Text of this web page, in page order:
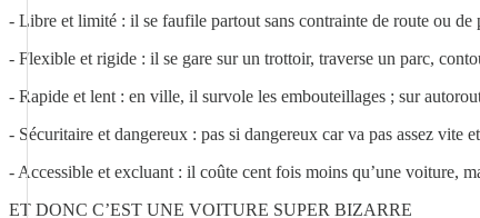
- Libre et limité : il se faufile partout sans contrainte de route ou
- Flexible et rigide : il se gare sur un trottoir, traverse un parc,
- Rapide et lent : en ville, il survole les embouteillages ; sur
- Sécuritaire et dangereux : pas si dangereux car va pas assez vite
- Accessible et excluant : il coûte cent fois moins qu’une voiture,
ET DONC C’EST UNE VOITURE SUPER BIZARRE